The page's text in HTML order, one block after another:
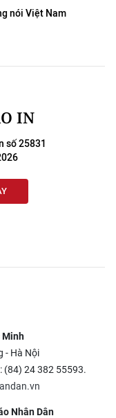
nói Việt Nam
IN
số 25831
Minh
- Hà Nội
(84) 24 382 55593.
Nhân Dân